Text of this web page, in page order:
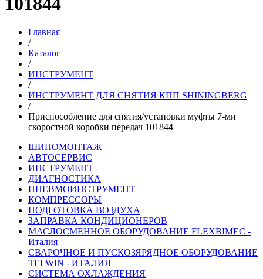
Главная
/
Каталог
/
ИНСТРУМЕНТ
/
ИНСТРУМЕНТ ДЛЯ СНЯТИЯ КПП SHININGBERG
/
Приспособление для снятия/установки муфты 7-ми
скоростной коробки передач 101844
ШИНОМОНТАЖ
АВТОСЕРВИС
ИНСТРУМЕНТ
ДИАГНОСТИКА
ПНЕВМОИНСТРУМЕНТ
КОМПРЕССОРЫ
ПОДГОТОВКА ВОЗДУХА
ЗАПРАВКА КОНДИЦИОНЕРОВ
МАСЛОСМЕННОЕ ОБОРУДОВАНИЕ FLEXBIMEC -
Италия
СВАРОЧНОЕ И ПУСКОЗЯРЯДНОЕ ОБОРУДОВАНИЕ
TELWIN - ИТАЛИЯ
СИСТЕМА ОХЛАЖДЕНИЯ